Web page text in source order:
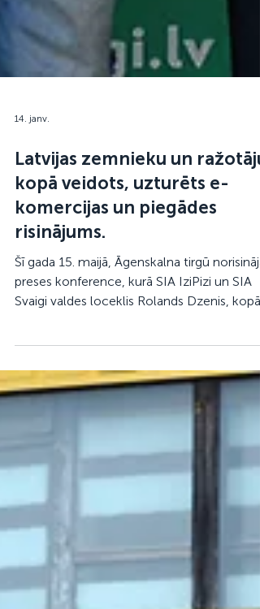
14. janv.
Latvijas zemnieku un ražotāju
kopā veidots, uzturēts e-
komercijas un piegādes
preses konference, kurā SIA IziPizi un SIA
Svaigi valdes loceklis Rolands Dzenis, kopā
Justu Dzedonu no Wild ‘N’ Free, Ingu
Inapšu no paipalu fermas RĪTA PUTNI,
apsprieda jaunumus par IziPizi un Svaigi.lv
Latvijas zemniekam tirgot produkciju gala
patērētajam, bez starpnieku uzcenojuma.
https://youtu.be/wuWDYhGacvE?
si=n2P4nCaJt_79tS